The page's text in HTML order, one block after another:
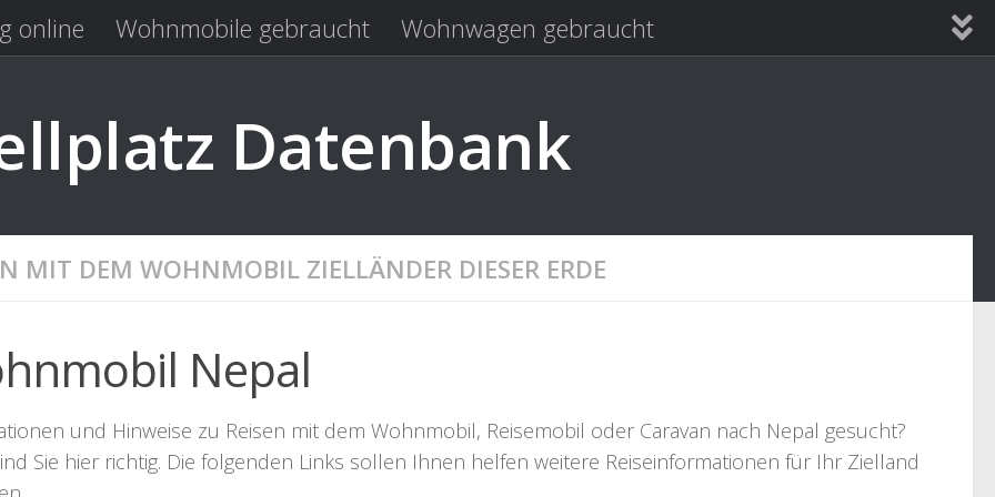
online Wohnmobile gebraucht
Wohnwagen gebraucht
Datenbank
MIT DEM WOHNMOBIL ZIELLÄNDER DIESER ERDE
Nepal
und Hinweise zu Reisen mit dem Wohnmobil, Reisemobil oder Caravan nach Nepal gesucht?
Sie hier richtig. Die folgenden Links sollen Ihnen helfen weitere Reiseinformationen für Ihr Zielland